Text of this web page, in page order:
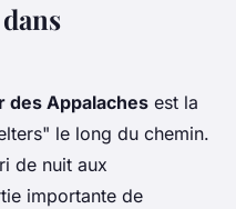
des Appalaches est la
le long du chemin.
de nuit aux
importante de